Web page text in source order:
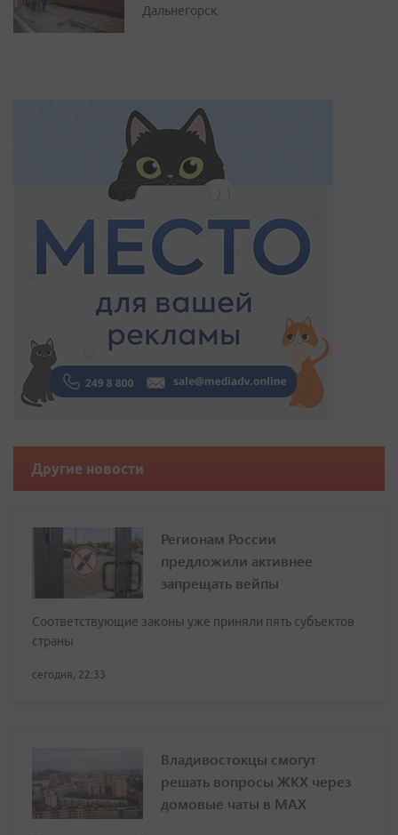
Дальнегорск
Другие новости
Регионам России
предложили активнее
запрещать вейпы
Соответствующие законы уже приняли пять субъектов
страны
сегодня, 22:33
Владивостокцы смогут
решать вопросы ЖКХ через
домовые чаты в МАХ